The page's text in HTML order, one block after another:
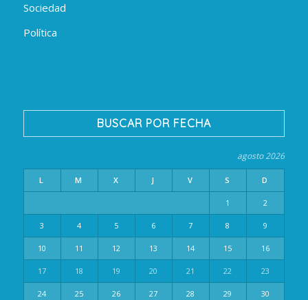
Sociedad
Política
BUSCAR POR FECHA
agosto 2026
L M X J V S D
1 2
3 4 5 6 7 8 9
10 11 12 13 14 15 16
17 18 19 20 21 22 23
24 25 26 27 28 29 30